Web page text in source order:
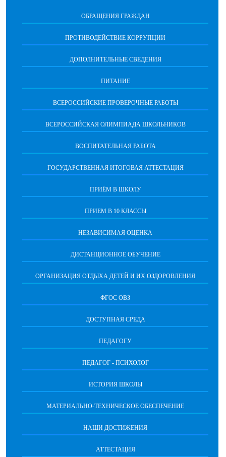
ОБРАЩЕНИЯ ГРАЖДАН
ПРОТИВОДЕЙСТВИЕ КОРРУПЦИИ
ДОПОЛНИТЕЛЬНЫЕ СВЕДЕНИЯ
ПИТАНИЕ
ВСЕРОССИЙСКИЕ ПРОВЕРОЧНЫЕ РАБОТЫ
ВСЕРОССИЙСКАЯ ОЛИМПИАДА ШКОЛЬНИКОВ
ВОСПИТАТЕЛЬНАЯ РАБОТА
ГОСУДАРСТВЕННАЯ ИТОГОВАЯ АТТЕСТАЦИЯ
ПРИЁМ В ШКОЛУ
ПРИЕМ В 10 КЛАССЫ
НЕЗАВИСИМАЯ ОЦЕНКА
ДИСТАНЦИОННОЕ ОБУЧЕНИЕ
ОРГАНИЗАЦИЯ ОТДЫХА ДЕТЕЙ И ИХ ОЗДОРОВЛЕНИЯ
ФГОС ОВЗ
ДОСТУПНАЯ СРЕДА
ПЕДАГОГУ
ПЕДАГОГ - ПСИХОЛОГ
ИСТОРИЯ ШКОЛЫ
МАТЕРИАЛЬНО-ТЕХНИЧЕСКОЕ ОБЕСПЕЧЕНИЕ
НАШИ ДОСТИЖЕНИЯ
АТТЕСТАЦИЯ